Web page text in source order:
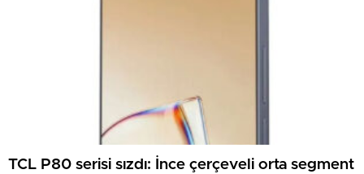
TCL P80 serisi sızdı: İnce çerçeveli orta segment